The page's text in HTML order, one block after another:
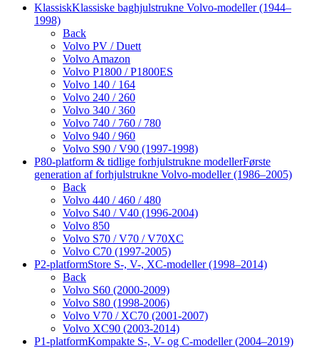
KlassiskKlassiske baghjulstrukne Volvo-modeller (1944–
1998)
Back
Volvo PV / Duett
Volvo Amazon
Volvo P1800 / P1800ES
Volvo 140 / 164
Volvo 240 / 260
Volvo 340 / 360
Volvo 740 / 760 / 780
Volvo 940 / 960
Volvo S90 / V90 (1997-1998)
P80-platform & tidlige forhjulstrukne modellerFørste
generation af forhjulstrukne Volvo-modeller (1986–2005)
Back
Volvo 440 / 460 / 480
Volvo S40 / V40 (1996-2004)
Volvo 850
Volvo S70 / V70 / V70XC
Volvo C70 (1997-2005)
P2-platformStore S-, V-, XC-modeller (1998–2014)
Back
Volvo S60 (2000-2009)
Volvo S80 (1998-2006)
Volvo V70 / XC70 (2001-2007)
Volvo XC90 (2003-2014)
P1-platformKompakte S-, V- og C-modeller (2004–2019)